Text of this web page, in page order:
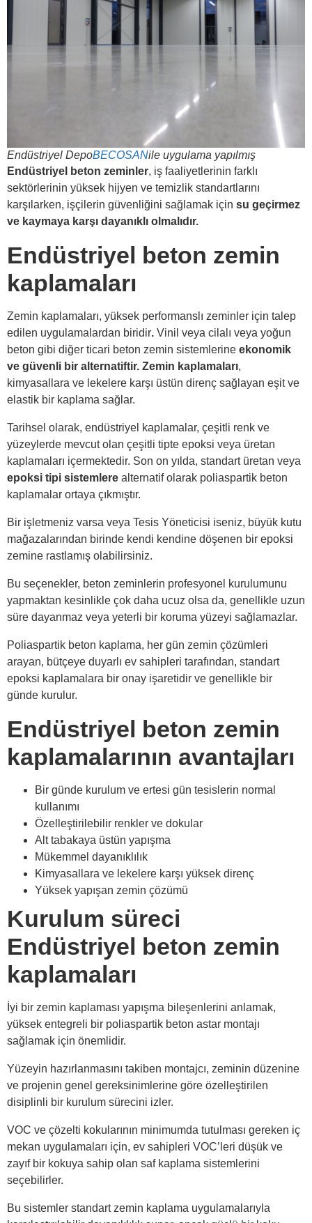
Endüstriyel DepoBECOSANile uygulama yapılmış
Endüstriyel beton zeminler, iş faaliyetlerinin farklı
sektörlerinin yüksek hijyen ve temizlik standartlarını
karşılarken, işçilerin güvenliğini sağlamak için su geçirmez
ve kaymaya karşı dayanıklı olmalıdır.
Endüstriyel beton zemin
kaplamaları
Zemin kaplamaları, yüksek performanslı zeminler için talep
edilen uygulamalardan biridir. Vinil veya cilalı veya yoğun
beton gibi diğer ticari beton zemin sistemlerine ekonomik
ve güvenli bir alternatiftir. Zemin kaplamaları,
kimyasallara ve lekelere karşı üstün direnç sağlayan eşit ve
elastik bir kaplama sağlar.
Tarihsel olarak, endüstriyel kaplamalar, çeşitli renk ve
yüzeylerde mevcut olan çeşitli tipte epoksi veya üretan
kaplamaları içermektedir. Son on yılda, standart üretan veya
epoksi tipi sistemlere alternatif olarak poliaspartik beton
kaplamalar ortaya çıkmıştır.
Bir işletmeniz varsa veya Tesis Yöneticisi iseniz, büyük kutu
mağazalarından birinde kendi kendine döşenen bir epoksi
zemine rastlamış olabilirsiniz.
Bu seçenekler, beton zeminlerin profesyonel kurulumunu
yapmaktan kesinlikle çok daha ucuz olsa da, genellikle uzun
süre dayanmaz veya yeterli bir koruma yüzeyi sağlamazlar.
Poliaspartik beton kaplama, her gün zemin çözümleri
arayan, bütçeye duyarlı ev sahipleri tarafından, standart
epoksi kaplamalara bir onay işaretidir ve genellikle bir
günde kurulur.
Endüstriyel beton zemin
kaplamalarının avantajları
Bir günde kurulum ve ertesi gün tesislerin normal
kullanımı
Özelleştirilebilir renkler ve dokular
Alt tabakaya üstün yapışma
Mükemmel dayanıklılık
Kimyasallara ve lekelere karşı yüksek direnç
Yüksek yapışan zemin çözümü
Kurulum süreci
Endüstriyel beton zemin
kaplamaları
İyi bir zemin kaplaması yapışma bileşenlerini anlamak,
yüksek entegreli bir poliaspartik beton astar montajı
sağlamak için önemlidir.
Yüzeyin hazırlanmasını takiben montajcı, zeminin düzenine
ve projenin genel gereksinimlerine göre özelleştirilen
disiplinli bir kurulum sürecini izler.
VOC ve çözelti kokularının minimumda tutulması gereken iç
mekan uygulamaları için, ev sahipleri VOC’leri düşük ve
zayıf bir kokuya sahip olan saf kaplama sistemlerini
seçebilirler.
Bu sistemler standart zemin kaplama uygulamalarıyla